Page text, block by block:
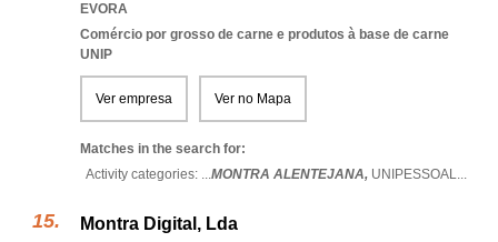
EVORA
Comércio por grosso de carne e produtos à base de carne
UNIP
Ver empresa Ver no Mapa
Matches in the search for:
Activity categories: ...MONTRA ALENTEJANA, UNIPESSOAL...
Montra Digital, Lda